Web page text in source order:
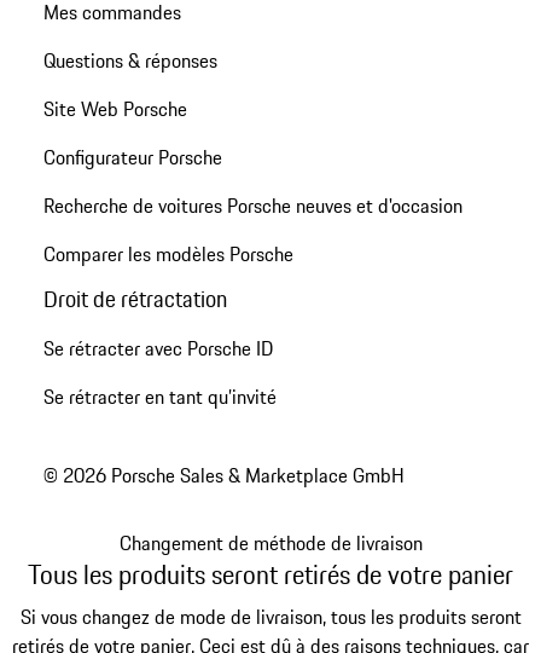
Mes commandes
Questions & réponses
Site Web Porsche
Configurateur Porsche
Recherche de voitures Porsche neuves et d'occasion
Comparer les modèles Porsche
Droit de rétractation
Se rétracter avec Porsche ID
Se rétracter en tant qu’invité
© 2026 Porsche Sales & Marketplace GmbH
Changement de méthode de livraison
Tous les produits seront retirés de votre panier
Si vous changez de mode de livraison, tous les produits seront
retirés de votre panier. Ceci est dû à des raisons techniques, car